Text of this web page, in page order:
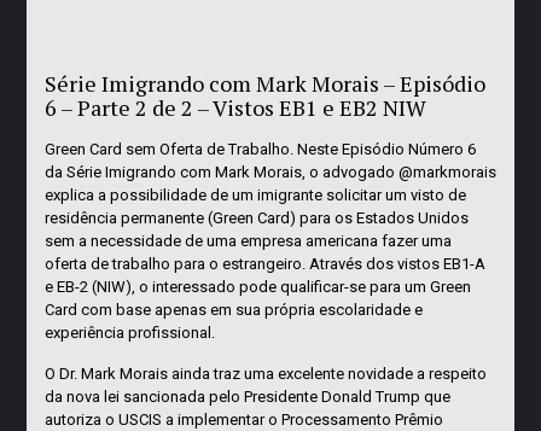
Série Imigrando com Mark Morais – Episódio
6 – Parte 2 de 2 – Vistos EB1 e EB2 NIW
Green Card sem Oferta de Trabalho. Neste Episódio Número 6
da Série Imigrando com Mark Morais, o advogado @markmorais
explica a possibilidade de um imigrante solicitar um visto de
residência permanente (Green Card) para os Estados Unidos
sem a necessidade de uma empresa americana fazer uma
oferta de trabalho para o estrangeiro. Através dos vistos EB1-A
e EB-2 (NIW), o interessado pode qualificar-se para um Green
Card com base apenas em sua própria escolaridade e
experiência profissional.
O Dr. Mark Morais ainda traz uma excelente novidade a respeito
da nova lei sancionada pelo Presidente Donald Trump que
autoriza o USCIS a implementar o Processamento Prêmio